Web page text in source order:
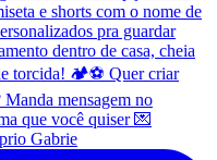
Gabrie